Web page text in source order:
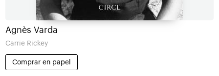
Agnès Varda
Carrie Rickey
Comprar en papel